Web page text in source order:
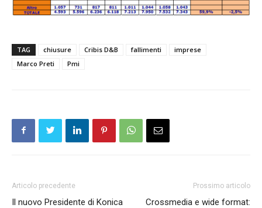
TAG chiusure Cribis D&B fallimenti
imprese
Marco Preti
Pmi
Articolo precedente
Il nuovo Presidente di Konica
Prossimo articolo
Crossmedia e wide format: